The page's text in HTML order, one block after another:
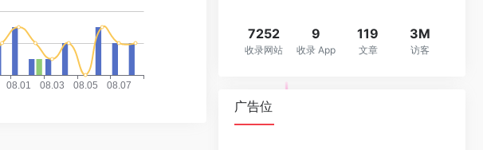
7252
收录网站
9
收录 App
119
文章
3M
访客
广告位